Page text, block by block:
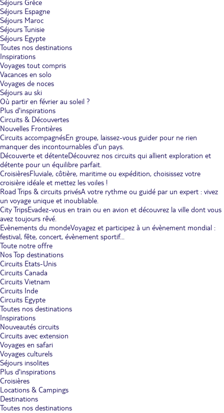
Séjours Grèce
Séjours Espagne
Séjours Maroc
Séjours Tunisie
Séjours Egypte
Toutes nos destinations
Inspirations
Voyages tout compris
Vacances en solo
Voyages de noces
Séjours au ski
Où partir en février au soleil ?
Plus d'inspirations
Circuits & Découvertes
Nouvelles Frontières
Circuits accompagnésEn groupe, laissez-vous guider pour ne rien
manquer des incontournables d'un pays.
Découverte et détenteDécouvrez nos circuits qui allient exploration et
détente pour un équilibre parfait.
CroisièresFluviale, côtière, maritime ou expédition, choisissez votre
croisière idéale et mettez les voiles !
Road Trips & circuits privésA votre rythme ou guidé par un expert : vivez
un voyage unique et inoubliable.
City TripsEvadez-vous en train ou en avion et découvrez la ville dont vous
avez toujours rêvé.
Evènements du mondeVoyagez et participez à un évènement mondial :
festival, fête, concert, évènement sportif...
Toute notre offre
Nos Top destinations
Circuits Etats-Unis
Circuits Canada
Circuits Vietnam
Circuits Inde
Circuits Egypte
Toutes nos destinations
Inspirations
Nouveautés circuits
Circuits avec extension
Voyages en safari
Voyages culturels
Séjours insolites
Plus d'inspirations
Croisières
Locations & Campings
Destinations
Toutes nos destinations